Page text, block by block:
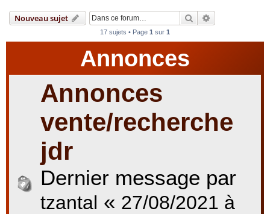
Nouveau sujet Rechercher
17 sujets • Page 1 sur 1
Annonces
Annonces
vente/recherche
jdr
Dernier message par
tzantal « 27/08/2021 à